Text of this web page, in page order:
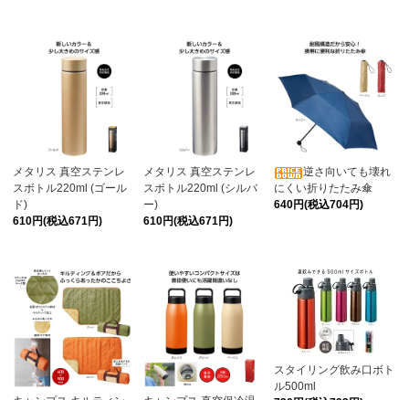
メタリス 真空ステンレ
スボトル220ml (ゴール
ド)
610円(税込671円)
メタリス 真空ステンレ
スボトル220ml (シルバ
ー)
610円(税込671円)
逆さ向いても壊れ
にくい折りたたみ傘
640円(税込704円)
スタイリング飲み口ボト
ル500ml